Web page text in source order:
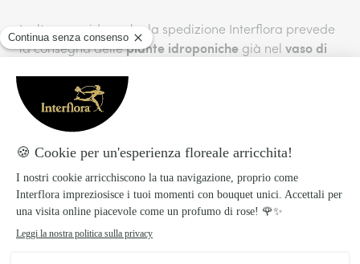
Inoltre, considera che la spedizione Interflora prevede
la consegna dellepiante idroponiche già nel vaso di
ricrea il giusto habitat. Ma in caso tu sia curioso di
sapere come avviene questa magia, qui trovi la
risposta.
La coltura idroponica: elementi fondamentali
Il “kit” perfetto per la pianta che si vuole coltivare
tramite latecnica idroponicaprevede, come detto
precedentemente, l'utilizzo di